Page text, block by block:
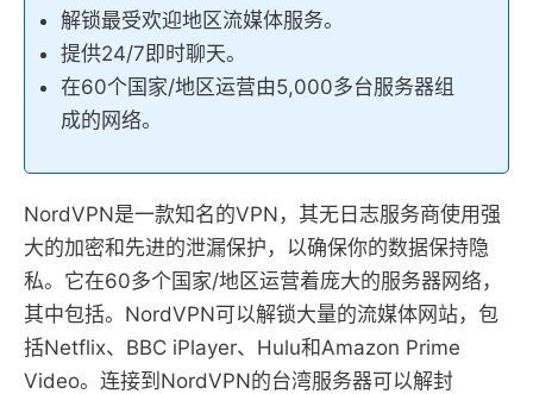
解锁最受欢迎地区流媒体服务。
提供24/7即时聊天。
在60个国家/地区运营由5,000多台服务器组
成的网络。
NordVPN是一款知名的VPN，其无日志服务商使用强
大的加密和先进的泄漏保护，以确保你的数据保持隐
私。它在60多个国家/地区运营着庞大的服务器网络，
其中包括。NordVPN可以解锁大量的流媒体网站，包
括Netflix、BBC iPlayer、Hulu和Amazon Prime
Video。连接到NordVPN的台湾服务器可以解封